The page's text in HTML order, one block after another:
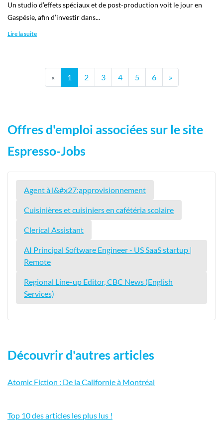
Un studio d’effets spéciaux et de post-production voit le jour en
Gaspésie, afin d’investir dans...
Lire la suite
« 1 2 3 4 5 6 »
Offres d'emploi associées sur le site
Espresso-Jobs
Agent à l&#x27;approvisionnement
Cuisinières et cuisiniers en cafétéria scolaire
Clerical Assistant
AI Principal Software Engineer - US SaaS startup |
Remote
Regional Line-up Editor, CBC News (English
Services)
Découvrir d'autres articles
Atomic Fiction : De la Californie à Montréal
Top 10 des articles les plus lus !